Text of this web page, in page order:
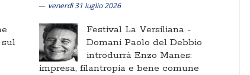
venerdì 31 luglio 2026
sul
Festival La Versiliana -
Domani Paolo del Debbio
introdurrà Enzo Manes:
impresa, filantropia e bene comune